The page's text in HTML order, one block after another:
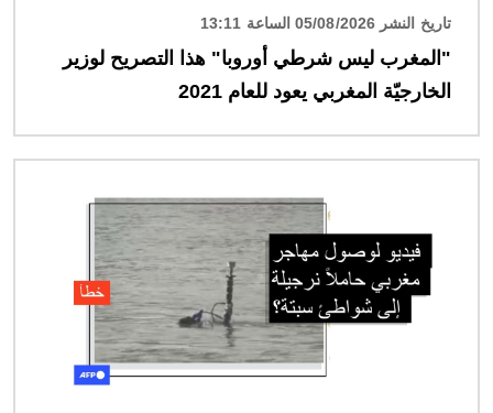
تاريخ النشر 05/08/2026 الساعة 13:11
"المغرب ليس شرطي أوروبا" هذا التصريح لوزير
الخارجيّة المغربي يعود للعام 2021